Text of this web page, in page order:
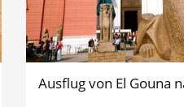
Ausflug von El Gouna